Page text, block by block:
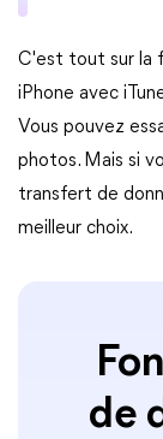
C'est tout sur la
iPhone avec
Vous pouvez
photos. Mais si
transfert de
meilleur choix.
de